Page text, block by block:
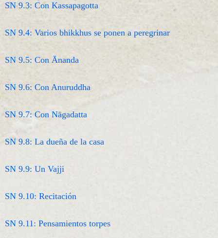
SN 9.3: Con Kassapagotta
SN 9.4: Varios bhikkhus se ponen a peregrinar
SN 9.5: Con Ānanda
SN 9.6: Con Anuruddha
SN 9.7: Con Nāgadatta
SN 9.8: La dueña de la casa
SN 9.9: Un Vajji
SN 9.10: Recitación
SN 9.11: Pensamientos torpes